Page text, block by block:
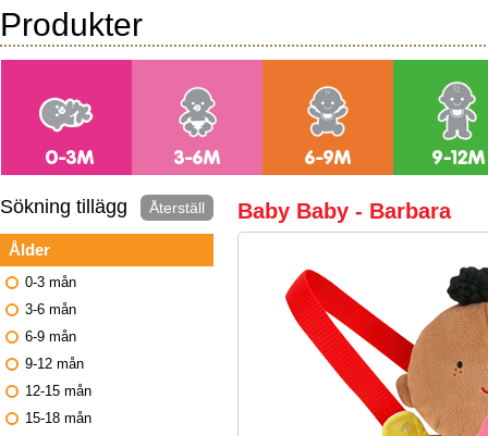
Produkter
Sökning tillägg Återställ
Ålder
0-3 mån
3-6 mån
6-9 mån
9-12 mån
12-15 mån
15-18 mån
Baby Baby - Barbara